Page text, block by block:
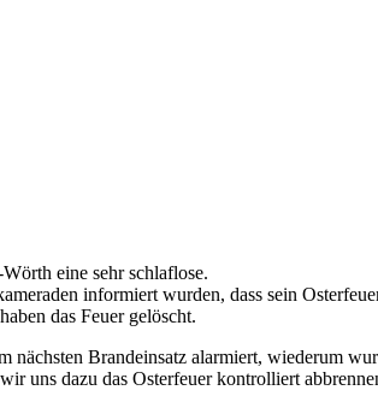
eine sehr schlaflose.
informiert wurden, dass sein
das Feuer gelöscht.
Brandeinsatz alarmiert, wiederum
uns dazu das Osterfeuer kontrolliert